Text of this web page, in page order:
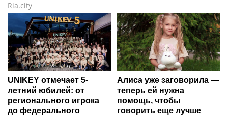
Ria.city
UNIKEY отмечает 5-
летний юбилей: от
регионального игрока
до федерального
Алиса уже заговорила —
теперь ей нужна
помощь, чтобы
говорить еще лучше